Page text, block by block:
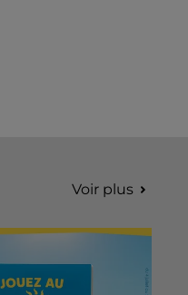
Voir plus